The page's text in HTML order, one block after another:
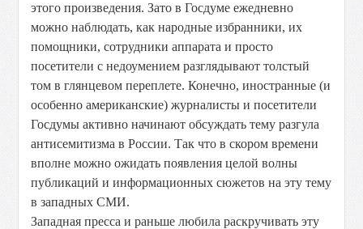
этого произведения. Зато в Госдуме ежедневно
можно наблюдать, как народные избранники, их
помощники, сотрудники аппарата и просто
посетители с недоумением разглядывают толстый
том в глянцевом переплете. Конечно, иностранные (и
особенно американские) журналисты и посетители
Госдумы активно начинают обсуждать тему разгула
антисемитизма в России. Так что в скором времени
вполне можно ожидать появления целой волны
публикаций и информационных сюжетов на эту тему
в западных СМИ.
Западная пресса и раньше любила раскручивать эту